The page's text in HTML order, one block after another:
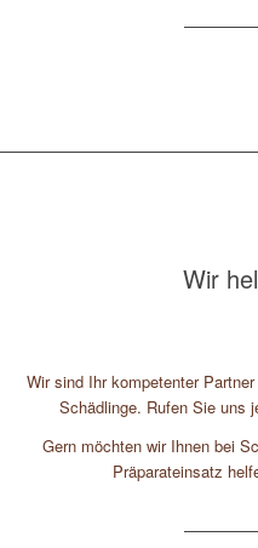
Wir
Wir sind Ihr kompetenter
Schädlinge. Rufen Sie uns
Gern möchten wir Ihnen bei
Präparateinsatz